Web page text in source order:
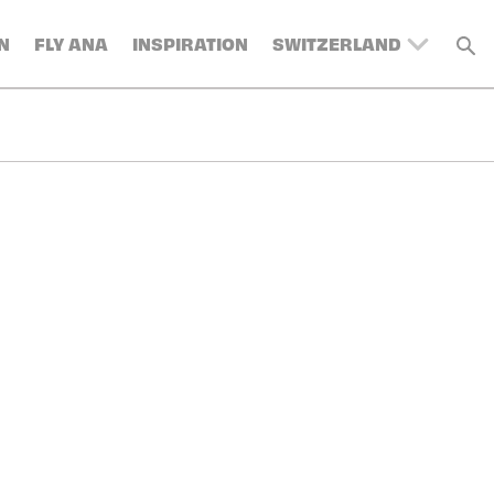
FLY ANA INSPIRATION SWITZERLAND
UNITED KINGDOM
DENMARK